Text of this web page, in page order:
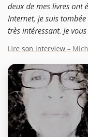
deux de mes livres ont
Internet, je suis
très intéressant. Je
Lire son interview –